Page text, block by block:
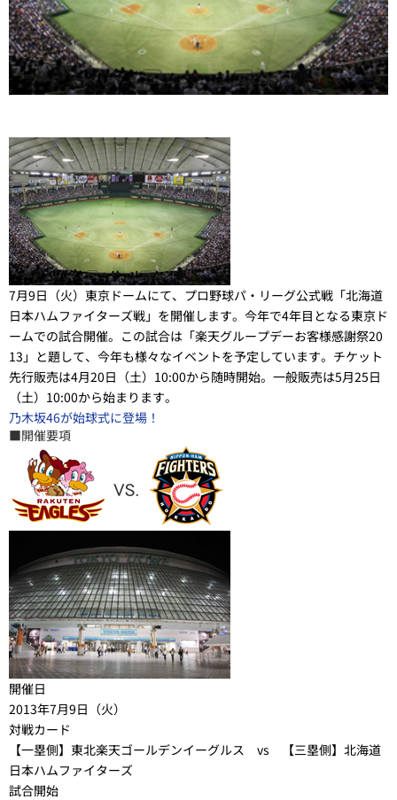
7月9日（火）東京ドームにて、プロ野球パ・リーグ公式戦「北海道
日本ハムファイターズ戦」を開催します。今年で4年目となる東京ド
ームでの試合開催。この試合は「楽天グループデーお客様感謝祭20
13」と題して、今年も様々なイベントを予定しています。チケット
先行販売は4月20日（土）10:00から随時開始。一般販売は5月25日
（土）10:00から始まります。
乃木坂46が始球式に登場！
■開催要項
開催日
2013年7月9日（火）
対戦カード
【一塁側】東北楽天ゴールデンイーグルス vs 【三塁側】北海道
日本ハムファイターズ
試合開始